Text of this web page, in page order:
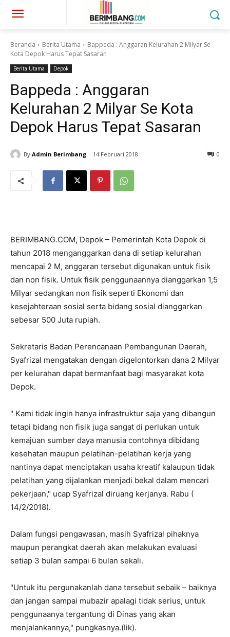
Beranda Berita Utama
Bappeda : Anggaran Kelurahan 2 Milyar Se
Kota Depok Harus Tepat Sasaran
Berita Utama Depok
Bappeda : Anggaran
Kelurahan 2 Milyar Se Kota
Depok Harus Tepat Sasaran
By Admin Berimbang 14 Februari 2018 0
BERIMBANG.COM, Depok – Pemerintah Kota Depok di
tahun 2018 menganggarkan dana di setiap kelurahan
mencapai 2 M, anggaran tersebut digunakan untuk fisik
dan non fisik. Untuk fisik penggunaannya dianggarkan 1,5
Milyar sedangkan non fisik seperti Ekonomi dan
kesejahteraan sosial serta bidang sosial dianggarkan
sebesar 500 Juta rupiah.
Sekretaris Badan Perencanaan Pembangunan Daerah,
Syafrizal mengatakan dengan digelontorkan dana 2 Milyar
per kelurahan dapat bermanfaat bagi masyarakat kota
Depok.
" Kami tidak ingin hanya infrastruktur saja yang dibangun
tetapi bidang non fisik juga sangat di perlukan untuk
kemajuan sumber daya manusia contohnya dibidang
kesehatan maupun pelatihan-pelatihan kerja yang
nantinya dapat menciptakan usaha kreatif kalaupun tidak
pelatihan yang dijalankan menjadi bekal dalam mencari
pekerjaan," ucap Syafrizal diruang kerjanya. Rabu (
14/2/2018).
Dalam fungsi pengawasan, masih Syafrizal pihaknya
maupun perangkat daerah akan melakukan evaluasi
setiap 3 bulan sampai 6 bulan sekali.
"Untuk itu pergunakanlah dana tersebut sebaik – baiknya
dan jangan sampai mubazir apalagi tidak serius, untuk
penggunaanya tergantung di Dinas yang akan
menjalankannya," pungkasnya.(Iik).